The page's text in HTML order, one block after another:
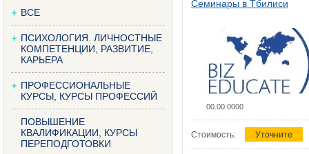
ВСЕ
ПСИХОЛОГИЯ. ЛИЧНОСТНЫЕ
КОМПЕТЕНЦИИ, РАЗВИТИЕ,
КАРЬЕРА
ПРОФЕССИОНАЛЬНЫЕ
КУРСЫ, КУРСЫ ПРОФЕССИЙ
ПОВЫШЕНИЕ
КВАЛИФИКАЦИИ, КУРСЫ
ПЕРЕПОДГОТОВКИ
Семинары в Тбилиси
00.00.0000
Стоимость: Уточните